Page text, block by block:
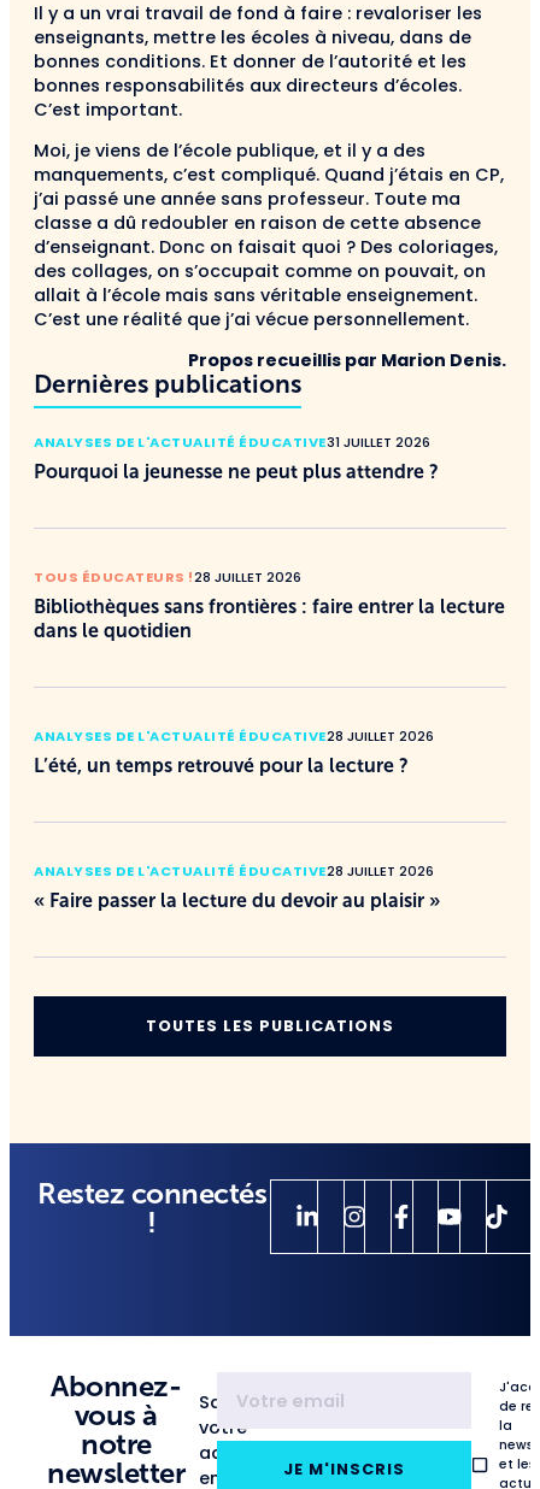
Il y a un vrai travail de fond à faire : revaloriser les
enseignants, mettre les écoles à niveau, dans de
bonnes conditions. Et donner de l’autorité et les
bonnes responsabilités aux directeurs d’écoles.
C’est important.
Moi, je viens de l’école publique, et il y a des
manquements, c’est compliqué. Quand j’étais en CP,
j’ai passé une année sans professeur. Toute ma
classe a dû redoubler en raison de cette absence
d’enseignant. Donc on faisait quoi ? Des coloriages,
des collages, on s’occupait comme on pouvait, on
allait à l’école mais sans véritable enseignement.
C’est une réalité que j’ai vécue personnellement.
Propos recueillis par Marion Denis.
Dernières publications
ANALYSES DE L'ACTUALITÉ ÉDUCATIVE31 JUILLET 2026
Pourquoi la jeunesse ne peut plus attendre ?
TOUS ÉDUCATEURS !28 JUILLET 2026
Bibliothèques sans frontières : faire entrer la lecture
dans le quotidien
ANALYSES DE L'ACTUALITÉ ÉDUCATIVE28 JUILLET 2026
L’été, un temps retrouvé pour la lecture ?
ANALYSES DE L'ACTUALITÉ ÉDUCATIVE28 JUILLET 2026
« Faire passer la lecture du devoir au plaisir »
TOUTES LES PUBLICATIONS
Restez connectés
!
Abonnez-
vous à
notre
newsletter
Saisissez
votre
adresse
email
JE M'INSCRIS
de
la
et les